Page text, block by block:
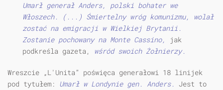
Umarł generał Anders, polski bohater we
Włoszech. (...) Śmiertelny wróg komunizmu, wolał
zostać na emigracji w Wielkiej Brytanii.
Zostanie pochowany na Monte Cassino,
jak
podkreśla gazeta,
wśród swoich Żołnierzy.
Wreszcie „L'Unita” poświęca generałowi 18 linijek
pod tytułem: Umarł w Londynie gen. Anders. Jest to